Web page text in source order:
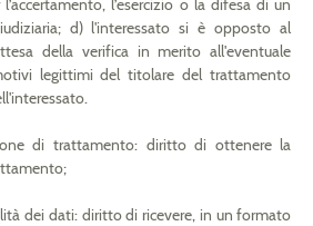
l’esercizio o la difesa di un
d) l'interessato si è opposto al
della verifica in merito all'eventuale
legittimi del titolare del trattamento
di trattamento: diritto di ottenere la
dei dati: diritto di ricevere, in un formato